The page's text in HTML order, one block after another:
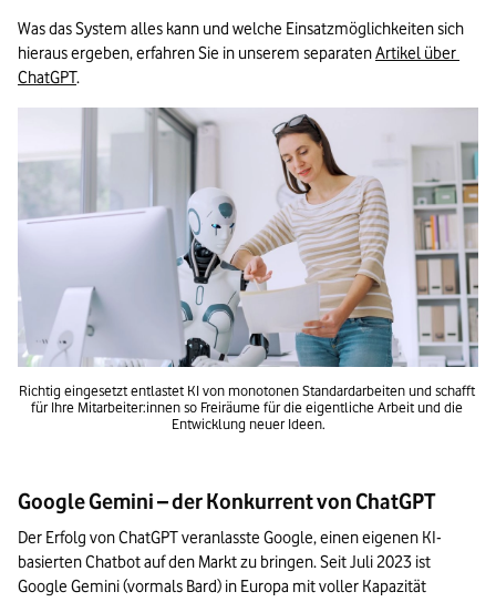
Was das System alles kann und welche Einsatzmöglichkeiten sich
hieraus ergeben, erfahren Sie in unserem separaten Artikel über
ChatGPT.
Richtig eingesetzt entlastet KI von monotonen Standardarbeiten und schafft
für Ihre Mitarbeiter:innen so Freiräume für die eigentliche Arbeit und die
Entwicklung neuer Ideen.
Google Gemini – der Konkurrent von ChatGPT
Der Erfolg von ChatGPT veranlasste Google, einen eigenen KI-
basierten Chatbot auf den Markt zu bringen. Seit Juli 2023 ist
Google Gemini (vormals Bard) in Europa mit voller Kapazität